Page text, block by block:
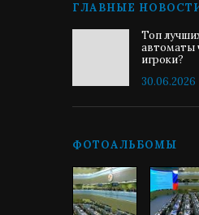
ГЛАВНЫЕ
Топ
автоматы
игроки?
30.06.2026
ФОТОАЛЬБОМЫ